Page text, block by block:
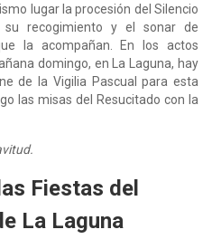
lugar la procesión del Silencio
su recogimiento y el sonar de
la acompañan. En los actos
domingo, en La Laguna, hay
de la Vigilia Pascual para esta
las misas del Resucitado con la
Fiestas del
La Laguna